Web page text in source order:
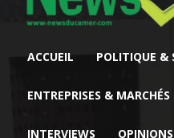
ACCUEIL POLITIQUE &
ENTREPRISES & MARCHÉS
INTERVIEWS